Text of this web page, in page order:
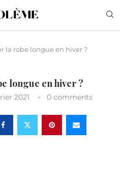
la robe longue en hiver ?
longue en hiver ?
2021 0 comments